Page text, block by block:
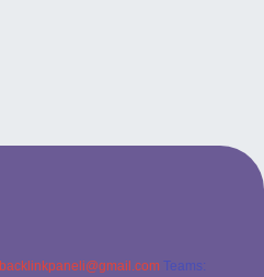
backlinkpaneli@gmail.com Teams: